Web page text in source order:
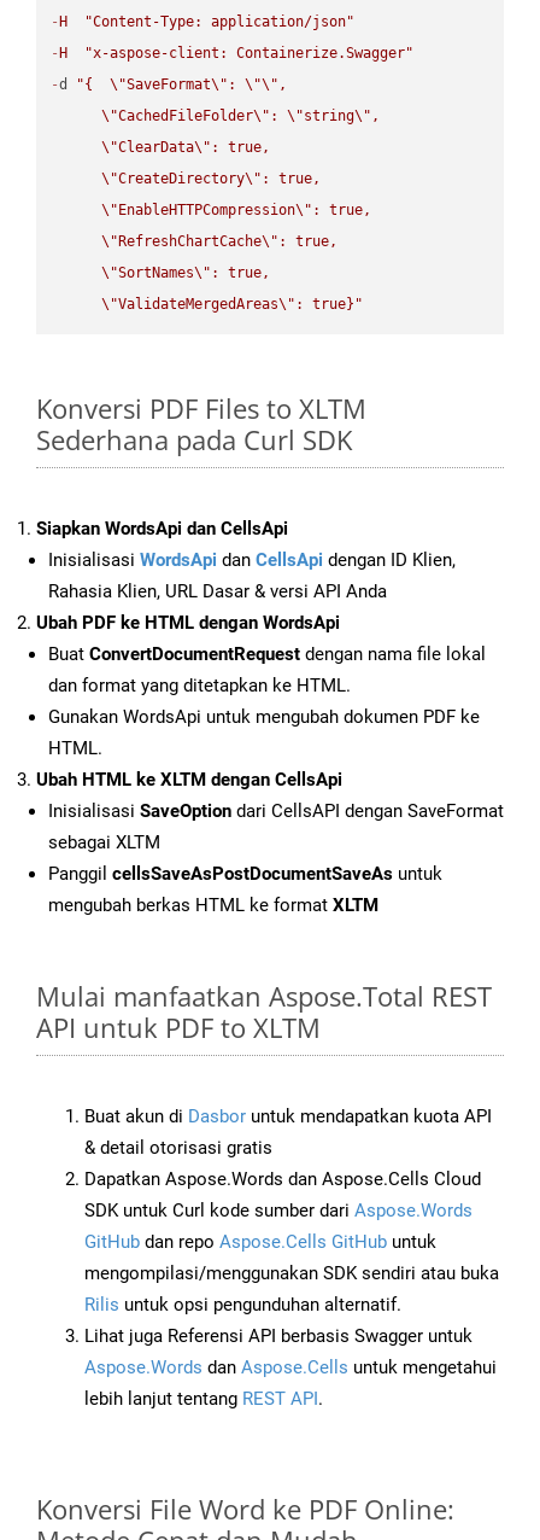
- H
"Content-Type: application/json"
- H
"x-aspose-client: Containerize.Swagger"
-d "{ \"SaveFormat\" : \"\" ,
\"CachedFileFolder\" : \"string\" ,
\"ClearData\" : true,
\"CreateDirectory\" : true,
\" EnableHTTPCompression\" : true,
\" RefreshChartCache\" : true,
\"SortNames\" : true,
\"ValidateMergedAreas\" : true}"
Konversi PDF Files to XLTM
Sederhana pada Curl SDK
Siapkan WordsApi dan CellsApi
Inisialisasi WordsApi dan CellsApi dengan ID Klien,
Rahasia Klien, URL Dasar & versi API Anda
Ubah PDF ke HTML dengan WordsApi
Buat ConvertDocumentRequest dengan nama file lokal
dan format yang ditetapkan ke HTML.
Gunakan WordsApi untuk mengubah dokumen PDF ke
HTML.
Ubah HTML ke XLTM dengan CellsApi
Inisialisasi SaveOption dari CellsAPI dengan SaveFormat
sebagai XLTM
Panggil cellsSaveAsPostDocumentSaveAs untuk
mengubah berkas HTML ke format XLTM
Mulai manfaatkan Aspose.Total REST
API untuk PDF to XLTM
Buat akun di Dasbor untuk mendapatkan kuota API
& detail otorisasi gratis
Dapatkan Aspose.Words dan Aspose.Cells Cloud
SDK untuk Curl kode sumber dari Aspose.Words
GitHub dan repo Aspose.Cells GitHub untuk
mengompilasi/menggunakan SDK sendiri atau buka
Rilis untuk opsi pengunduhan alternatif.
Lihat juga Referensi API berbasis Swagger untuk
Aspose.Words dan Aspose.Cells untuk mengetahui
lebih lanjut tentang REST API.
Konversi File Word ke PDF Online: